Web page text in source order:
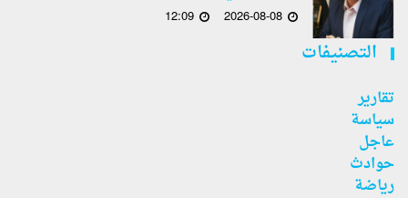
2026-08-08
12:09
التصنيفات
تقارير
سياسة
عاجل
حوادث
رياضة